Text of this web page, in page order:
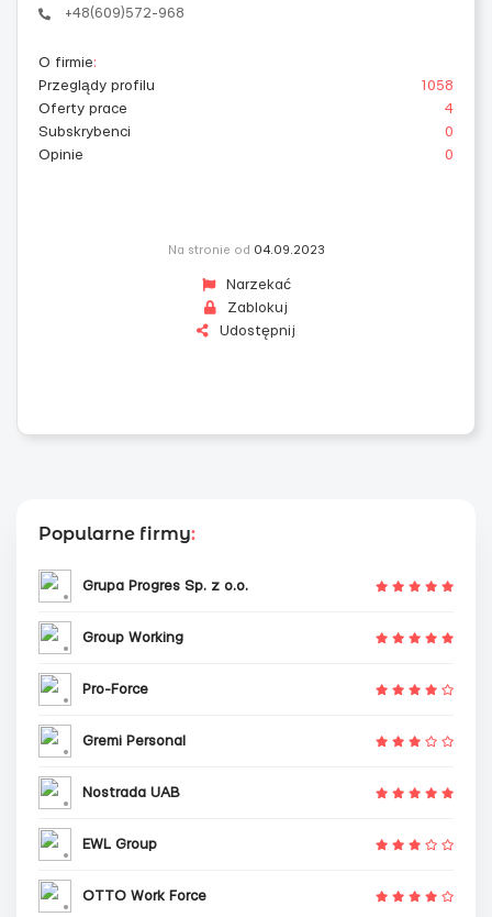
+48(609)572-968
O firmie:
Przeglądy profilu
1058
Oferty prace
4
Subskrybenci
0
Opinie
0
Na stronie od 04.09.2023
Narzekać
Zablokuj
Udostępnij
Popularne firmy:
Grupa Progres Sp. z o.o.
Group Working
Pro-Force
Gremi Personal
Nostrada UAB
EWL Group
OTTO Work Force